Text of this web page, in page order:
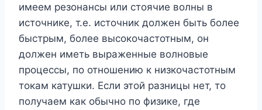
имеем резонансы или стоячие волны в
источнике, т.е. источник должен быть более
быстрым, более высокочастотным, он
должен иметь выраженные волновые
процессы, по отношению к низкочастотным
токам катушки. Если этой разницы нет, то
получаем как обычно по физике, где